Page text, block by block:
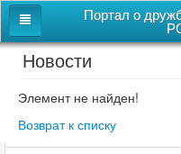
Портал о
Главная
Дом дружбы народов
Новости
Новости
Элемент не найден!
Возврат к списку